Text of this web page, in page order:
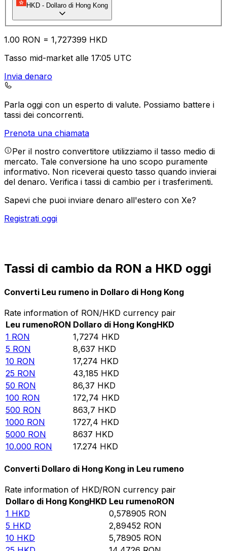
HKD - Dollaro di Hong Kong
1.00 RON = 1,727399 HKD
Tasso mid-market alle 17:05 UTC
Invia denaro
Parla oggi con un esperto di valute. Possiamo battere i
tassi dei concorrenti.
Prenota una chiamata
Per il nostro convertitore utilizziamo il tasso medio di
mercato. Tale conversione ha uno scopo puramente
informativo. Non riceverai questo tasso quando invierai
del denaro. Verifica i tassi di cambio per i trasferimenti.
Sapevi che puoi inviare denaro all'estero con Xe?
Registrati oggi
Tassi di cambio da RON a HKD oggi
Converti Leu rumeno in Dollaro di Hong Kong
Rate information of RON/HKD currency pair
Leu rumenoRON Dollaro di Hong KongHKD
1 RON 1,7274 HKD
5 RON 8,637 HKD
10 RON 17,274 HKD
25 RON 43,185 HKD
50 RON 86,37 HKD
100 RON 172,74 HKD
500 RON 863,7 HKD
1000 RON 1727,4 HKD
5000 RON 8637 HKD
10.000 RON 17.274 HKD
Converti Dollaro di Hong Kong in Leu rumeno
Rate information of HKD/RON currency pair
Dollaro di Hong KongHKD Leu rumenoRON
1 HKD 0,578905 RON
5 HKD 2,89452 RON
10 HKD 5,78905 RON